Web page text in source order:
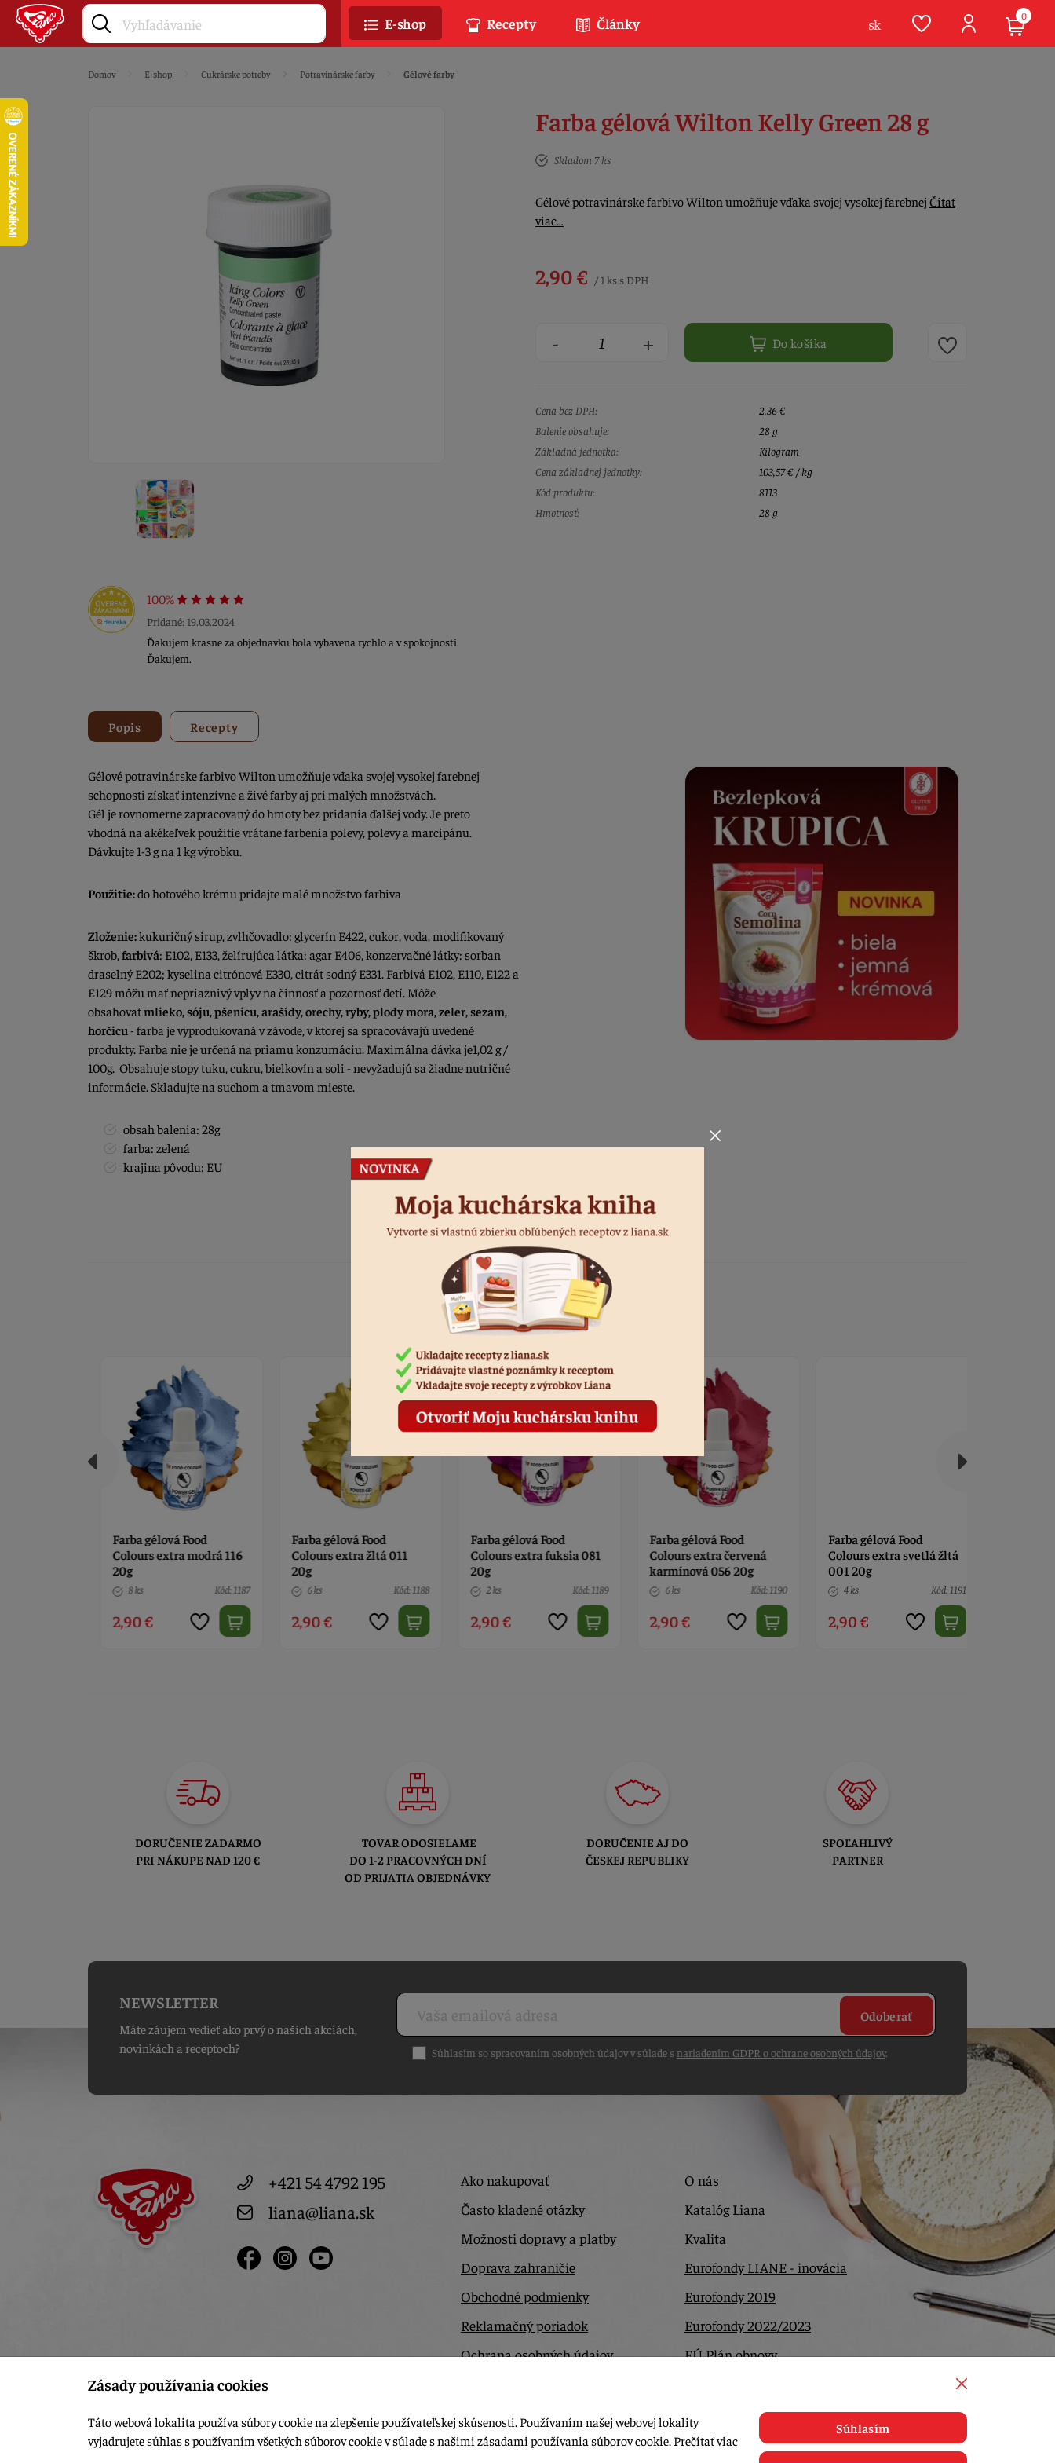
Domov E-shop Cukrárske potreby Potravinárske farby Gélové farby
100%
Pridané: 19.03.2024
Ďakujem krasne za objednavku bola vybavena rychlo a v spokojnosti.
Ďakujem.
Farba gélová Wilton Kelly Green 28 g
Skladom 7 ks
Gélové potravinárske farbivo Wilton umožňuje vďaka svojej vysokej farebnej Čítať
viac…
2,90 € / 1 ks s DPH
- + Do košíka
Cena bez DPH:
2,36 €
Balenie obsahuje:
28 g
Základná jednotka:
Kilogram
Cena základnej jednotky:
103,57 € / kg
Kód produktu:
8113
Hmotnosť:
28 g
Popis Recepty
Gélové potravinárske farbivo Wilton umožňuje vďaka svojej vysokej farebnej
schopnosti získať intenzívne a živé farby aj pri malých množstvách.
Gél je rovnomerne zapracovaný do hmoty bez pridania ďalšej vody. Je preto
vhodná na akékeľvek použitie vrátane farbenia polevy, polevy a marcipánu.
Dávkujte 1-3 g na 1 kg výrobku.
Použitie:do hotového krému pridajte malé množstvo farbiva
Zloženie:kukuričný sirup, zvlhčovadlo: glycerín E422, cukor, voda, modifikovaný
škrob, farbivá: E102, E133, želírujúca látka: agar E406, konzervačné látky: sorban
draselný E202; kyselina citrónová E330, citrát sodný E331. Farbivá E102, E110, E122 a
E129 môžu mať nepriaznivý vplyv na činnosť a pozornosť detí. Môže
obsahovaťmlieko, sóju, pšenicu, arašídy, orechy, ryby, plody mora, zeler, sezam,
horčicu- farba je vyprodukovaná v závode, v ktorej sa spracovávajú uvedené
produkty. Farba nie je určená na priamu konzumáciu. Maximálna dávka je1,02 g /
100g. Obsahuje stopy tuku, cukru, bielkovín a soli - nevyžadujú sa žiadne nutričné
informácie. Skladujte na suchom a tmavom mieste.
obsah balenia: 28g
farba: zelená
krajina pôvodu: EU
Podobné produkty
Farba gélová Food
Colours extra modrá 116
20g
8 ks Kód: 1187
2,90 €
Farba gélová Food
Colours extra žltá 011
20g
6 ks Kód: 1188
2,90 €
Farba gélová Food
Colours extra fuksia 081
20g
2 ks Kód: 1189
2,90 €
Farba gélová Food
Colours extra červená
karmínová 056 20g
6 ks Kód: 1190
2,90 €
Farba gélová Food
Colours extra svetlá žltá
001 20g
4 ks Kód: 1191
2,90 €
DORUČENIE ZADARMO
PRI NÁKUPE NAD 120 €
TOVAR ODOSIELAME
DO 1-2 PRACOVNÝCH DNÍ
OD PRIJATIA OBJEDNÁVKY
DORUČENIE AJ DO
ČESKEJ REPUBLIKY
SPOĽAHLIVÝ
PARTNER
NEWSLETTER
Máte záujem vedieť ako prvý o našich akciách,
novinkách a receptoch?
Odoberať
Súhlasím so spracovaním osobných údajov v súlade snariadením GDPR o ochrane osobných údajov.
+421 54 4792 195
liana@liana.sk
Ako nakupovať
Často kladené otázky
Možnosti dopravy a platby
Doprava zahraničie
Obchodné podmienky
Reklamačný poriadok
Ochrana osobných údajov
O nás
Katalóg Liana
Kvalita
Eurofondy LIANE - inovácia
Eurofondy 2019
Eurofondy 2022/2023
EÚ Plán obnovy
E-shop Recepty Články sk 0
Zásady používania cookies
Táto webová lokalita používa súbory cookie na zlepšenie používateľskej skúsenosti. Používaním našej webovej lokality
vyjadrujete súhlas s používaním všetkých súborov cookie v súlade s našimi zásadami používania súborov cookie. Prečítať viac
Súhlasím